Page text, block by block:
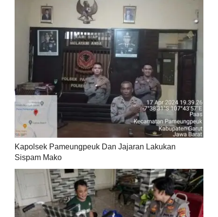
Kapolsek Pameungpeuk Dan Jajaran Lakukan
Sispam Mako